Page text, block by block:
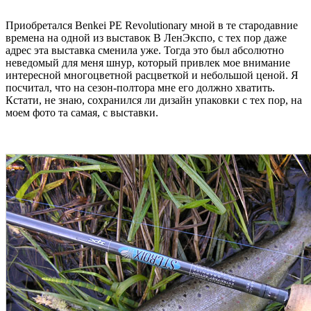
Приобретался Benkei PE Revolutionary мной в те стародавние
времена на одной из выставок В ЛенЭкспо, с тех пор даже
адрес эта выставка сменила уже. Тогда это был абсолютно
неведомый для меня шнур, который привлек мое внимание
интересной многоцветной расцветкой и небольшой ценой. Я
посчитал, что на сезон-полтора мне его должно хватить.
Кстати, не знаю, сохранился ли дизайн упаковки с тех пор, на
моем фото та самая, с выставки.